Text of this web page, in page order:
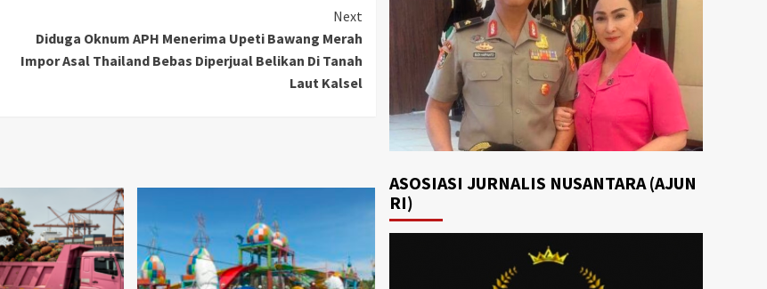
Next
Diduga Oknum APH Menerima Upeti Bawang Merah
Impor Asal Thailand Bebas Diperjual Belikan Di Tanah
Laut Kalsel
ASOSIASI JURNALIS NUSANTARA (AJUN
RI)